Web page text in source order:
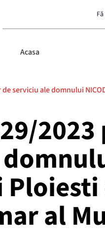
Acasa
serviciu ale domnului
al